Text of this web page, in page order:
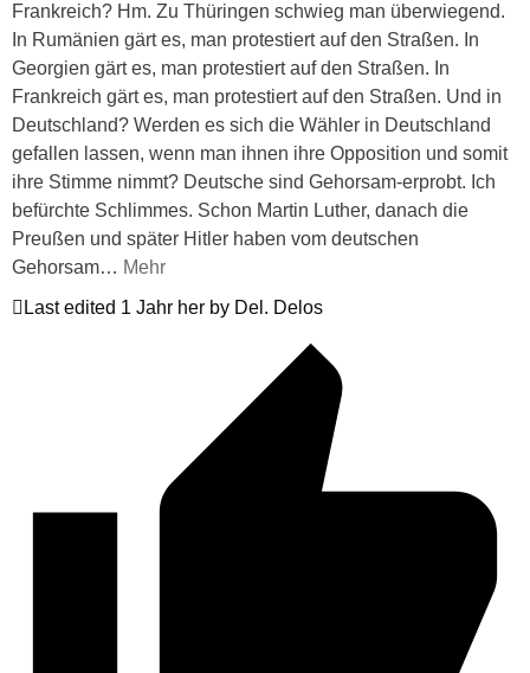
Frankreich? Hm. Zu Thüringen schwieg man überwiegend.
In Rumänien gärt es, man protestiert auf den Straßen. In
Georgien gärt es, man protestiert auf den Straßen. In
Frankreich gärt es, man protestiert auf den Straßen. Und in
Deutschland? Werden es sich die Wähler in Deutschland
gefallen lassen, wenn man ihnen ihre Opposition und somit
ihre Stimme nimmt? Deutsche sind Gehorsam-erprobt. Ich
befürchte Schlimmes. Schon Martin Luther, danach die
Preußen und später Hitler haben vom deutschen
Gehorsam… Mehr
Last edited 1 Jahr her by Del. Delos